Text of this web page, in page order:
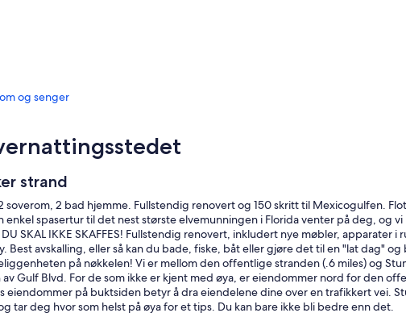
og senger
strand
soverom, 2 bad hjemme. Fullstendig renovert og 150 skritt til Mexicogulfen.
enkel spasertur til det nest største elvemunningen i Florida venter på deg, og vi
SKAL IKKE SKAFFES! Fullstendig renovert, inkludert nye møbler, apparater i
Best avskalling, eller så kan du bade, fiske, båt eller gjøre det til en "lat dag" og
på nøkkelen! Vi er mellom den offentlige stranden (.6 miles) og
av Gulf Blvd. For de som ikke er kjent med øya, er eiendommer nord for den
eiendommer på buktsiden betyr å dra eiendelene dine over en trafikkert vei.
tar deg hvor som helst på øya for et tips. Du kan bare ikke bli bedre enn det.